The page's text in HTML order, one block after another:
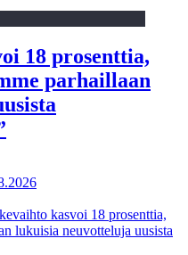
18 prosenttia,
parhaillaan
kasvoi 18 prosenttia,
lukuisia neuvotteluja uusista